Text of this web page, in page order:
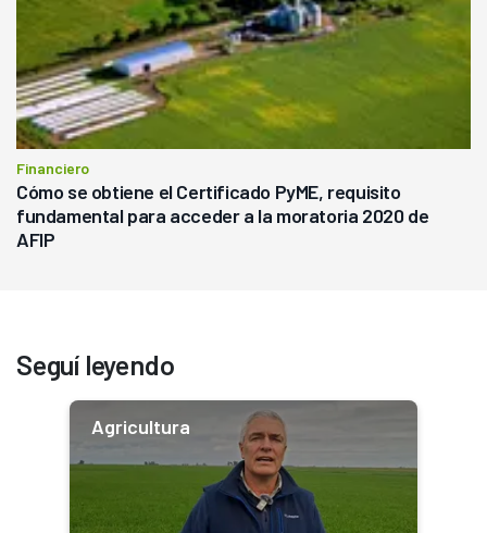
Financiero
Cómo se obtiene el Certificado PyME, requisito
fundamental para acceder a la moratoria 2020 de
AFIP
Seguí leyendo
Agricultura